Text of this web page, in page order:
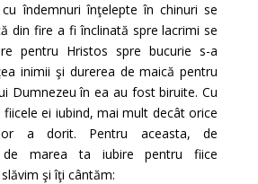
îndemnuri înţelepte în chinuri se
din fire a fi înclinată spre lacrimi se
pentru Hristos spre bucurie s-a
inimii şi durerea de maică pentru
Dumnezeu în ea au fost biruite. Cu
ei iubind, mai mult decât orice
a dorit. Pentru aceasta, de
de marea ta iubire pentru fiice
şi îţi cântăm: